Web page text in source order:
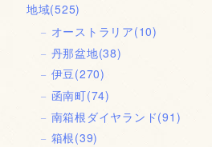
地域(525)
オーストラリア(10)
丹那盆地(38)
伊豆(270)
函南町(74)
南箱根ダイヤランド(91)
箱根(39)